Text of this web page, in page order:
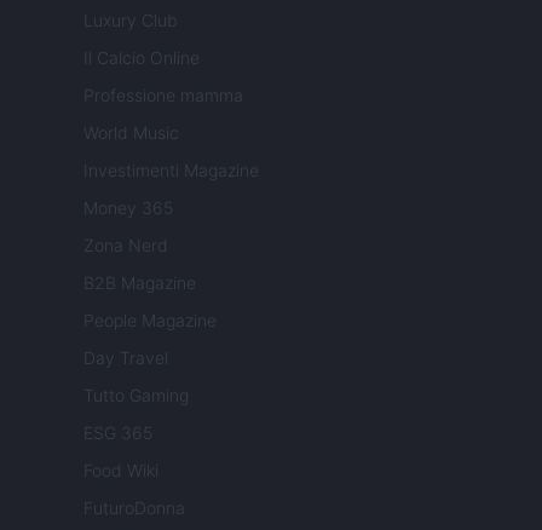
Luxury Club
Il Calcio Online
Professione mamma
World Music
Investimenti Magazine
Money 365
Zona Nerd
B2B Magazine
People Magazine
Day Travel
Tutto Gaming
ESG 365
Food Wiki
FuturoDonna